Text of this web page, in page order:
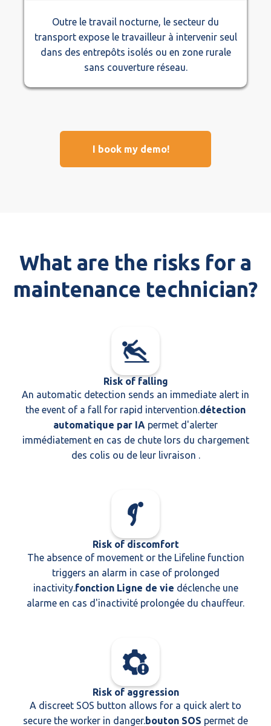
Outre le travail nocturne, le secteur du
transport expose le travailleur à intervenir seul
dans des entrepôts isolés ou en zone rurale
sans couverture réseau.
I book my demo!
What are the risks for a
maintenance technician?
Risk of falling
An automatic detection sends an immediate alert in
the event of a fall for rapid intervention.détection
automatique par IA permet d'alerter
immédiatement en cas de chute lors du chargement
des colis ou de leur livraison .
Risk of discomfort
The absence of movement or the Lifeline function
triggers an alarm in case of prolonged
inactivity.fonction Ligne de vie déclenche une
alarme en cas d'inactivité prolongée du chauffeur.
Risk of aggression
A discreet SOS button allows for a quick alert to
secure the worker in danger.bouton SOS permet de